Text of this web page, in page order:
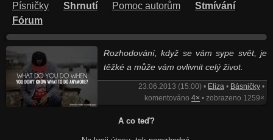
Písničky
Shrnutí Pomoc autorům
Stmívání
Fórum
Rozhodování, když se vám sype svět, je
těžké a může vám ovlivnit celý život.
23.06.2013 (15:00) • Eliza • Básničky •
komentováno4× • zobrazeno 1259×
A co teď?